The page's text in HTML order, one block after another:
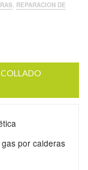
, REPARACION DE
por calderas